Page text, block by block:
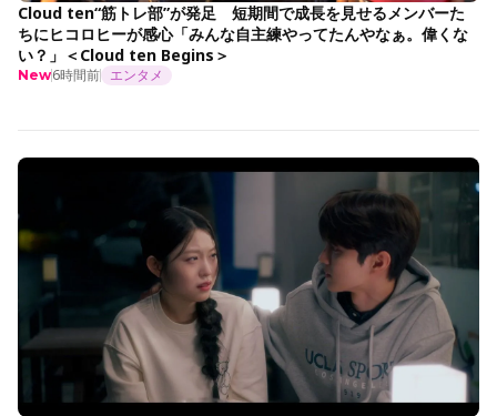
Cloud ten“筋トレ部”が発足 短期間で成長を見せるメンバーた
ちにヒコロヒーが感心「みんな自主練やってたんやなぁ。偉くな
い？」＜Cloud ten Begins＞
New6時間前 エンタメ